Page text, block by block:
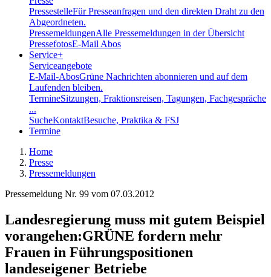
PressestelleFür Presseanfragen und den direkten Draht zu den
Abgeordneten.
PressemeldungenAlle Pressemeldungen in der Übersicht
PressefotosE-Mail Abos
Service+
Serviceangebote
E-Mail-AbosGrüne Nachrichten abonnieren und auf dem
Laufenden bleiben.
TermineSitzungen, Fraktionsreisen, Tagungen, Fachgespräche
...
SucheKontaktBesuche, Praktika & FSJ
Termine
Home
Presse
Pressemeldungen
Pressemeldung Nr. 99 vom 07.03.2012
Landesregierung muss mit gutem Beispiel
vorangehen:GRÜNE fordern mehr
Frauen in Führungspositionen
landeseigener Betriebe